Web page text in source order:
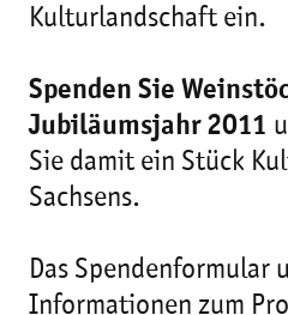
Kulturlandschaft ein.
Spenden Sie
Jubiläumsjahr 2011
Sie damit ein Stück
Sachsens.
Das Spendenformular
Informationen zum